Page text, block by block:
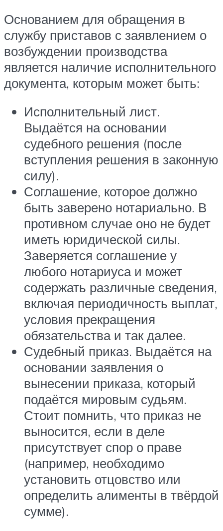
Основанием для обращения в
службу приставов с заявлением о
возбуждении производства
является наличие исполнительного
документа, которым может быть:
Исполнительный лист.
Выдаётся на основании
судебного решения (после
вступления решения в законную
силу).
Соглашение, которое должно
быть заверено нотариально. В
противном случае оно не будет
иметь юридической силы.
Заверяется соглашение у
любого нотариуса и может
содержать различные сведения,
включая периодичность выплат,
условия прекращения
обязательства и так далее.
Судебный приказ. Выдаётся на
основании заявления о
вынесении приказа, который
подаётся мировым судьям.
Стоит помнить, что приказ не
выносится, если в деле
присутствует спор о праве
(например, необходимо
установить отцовство или
определить алименты в твёрдой
сумме).